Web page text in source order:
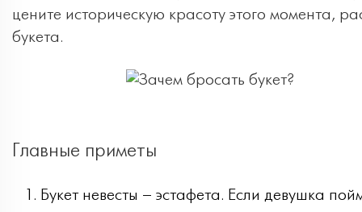
цените историческую красоту этого момента,
букета.
Главные приметы
Букет невесты – эстафета. Если девушка